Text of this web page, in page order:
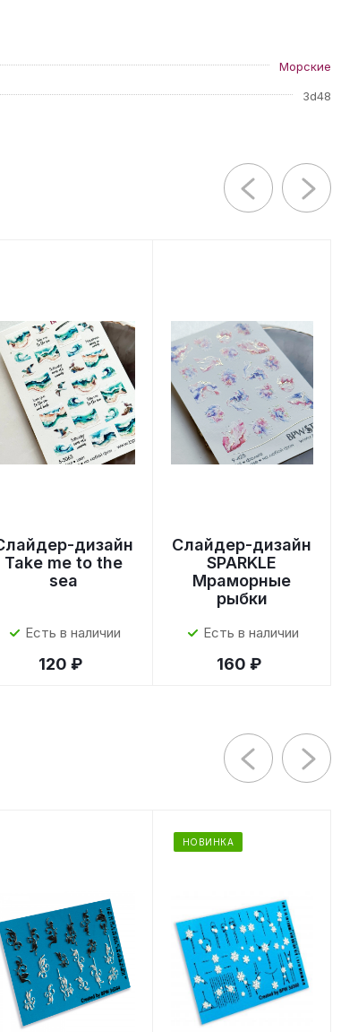
Морские
3d48
дизайн
Take me to the
sea
Есть в наличии
120 ₽
Слайдер-дизайн
SPARKLE
Мраморные
рыбки
Есть в наличии
160 ₽
НОВИНКА